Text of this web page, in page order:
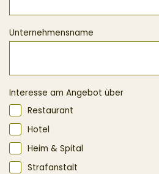
Unternehmensname
Interesse am Angebot über
Restaurant
Hotel
Heim & Spital
Strafanstalt